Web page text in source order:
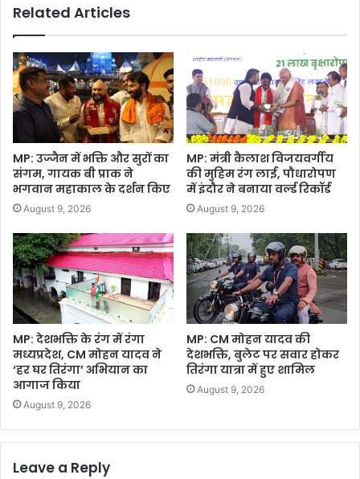
Related Articles
MP: उज्जैन में भक्ति और सुरों का
संगम, गायक बी प्राक ने
भगवान महाकाल के दर्शन किए
August 9, 2026
MP: मंत्री कैलाश विजयवर्गीय
की मुहिम रंग लाई, पौधारोपण
में इंदौर ने बनाया वर्ल्ड रिकॉर्ड
August 9, 2026
MP: देशभक्ति के रंग में रंगा
मध्यप्रदेश, CM मोहन यादव ने
‘हर घर तिरंगा’ अभियान का
आगाज किया
August 9, 2026
MP: CM मोहन यादव की
देशभक्ति, बुलेट पर सवार होकर
तिरंगा यात्रा में हुए शामिल
August 9, 2026
Leave a Reply